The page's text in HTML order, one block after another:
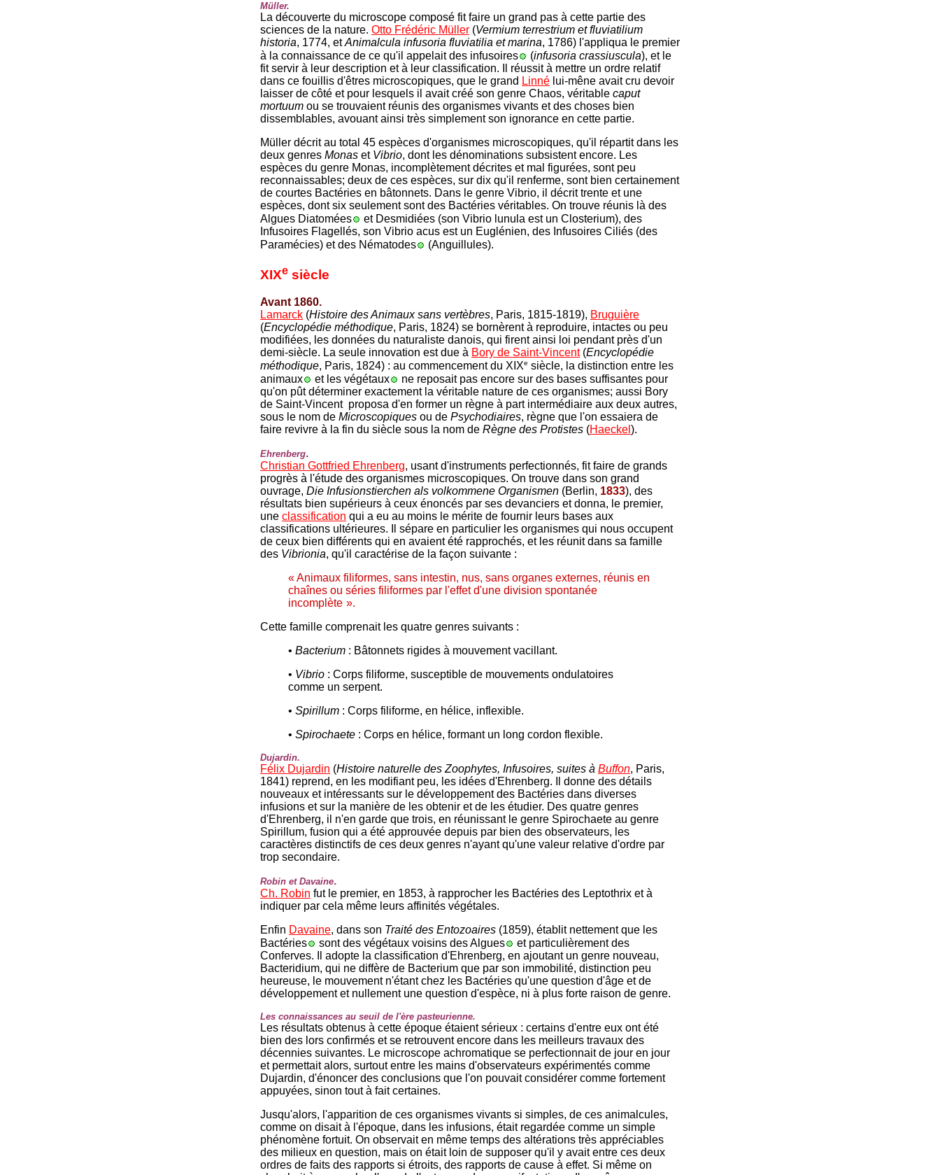
Müller.
La découverte du microscope composé fit faire un grand pas à cette partie des
sciences de la nature. Otto Frédéric Müller (Vermium terrestrium et fluviatilium
historia, 1774, etAnimalcula infusoria fluviatilia et marina, 1786) l'appliqua le premier
à la connaissance de ce qu'il appelait des infusoires
(infusoria crassiuscula), et le
fit servir à leur description et à leur classification. Il réussit à mettre un ordre relatif
dans ce fouillis d'êtres microscopiques, que le grand Linné lui-mêne avait cru devoir
laisser de côté et pour lesquels il avait créé son genre Chaos, véritable caput
mortuum ou se trouvaient réunis des organismes vivants et des choses bien
dissemblables, avouant ainsi très simplement son ignorance en cette partie.
Müller décrit au total 45 espèces d'organismes microscopiques, qu'il répartit dans les
deux genres Monas et Vibrio, dont les dénominations subsistent encore. Les
espèces du genre Monas, incomplètement décrites et mal figurées, sont peu
reconnaissables; deux de ces espèces, sur dix qu'il renferme, sont bien certainement
de courtes Bactéries en bâtonnets. Dans le genre Vibrio, il décrit trente et une
espèces, dont six seulement sont des Bactéries véritables. On trouve réunis là des
Algues Diatomées
et Desmidiées (son Vibrio lunula est un Closterium), des
Infusoires Flagellés, son Vibrio acus est un Euglénien, des Infusoires Ciliés (des
Paramécies) et des Nématodes
(Anguillules).
XIXe siècle
Avant 1860.
Lamarck (Histoire des Animaux sans vertèbres, Paris, 1815-1819), Bruguière
(Encyclopédie méthodique, Paris, 1824) se bornèrent à reproduire, intactes ou peu
modifiées, les données du naturaliste danois, qui firent ainsi loi pendant près d'un
demi-siècle. La seule innovation est due à Bory de Saint-Vincent(Encyclopédie
méthodique, Paris, 1824) : au commencement du XIXe siècle, la distinction entre les
animaux
et les végétaux
ne reposait pas encore sur des bases suffisantes pour
qu'on pût déterminer exactement la véritable nature de ces organismes; aussi Bory
de Saint-Vincent proposa d'en former un règne à part intermédiaire aux deux autres,
sous le nom de Microscopiques ou de Psychodiaires, règne que l'on essaiera de
faire revivre à la fin du siècle sous la nom de Règne des Protistes (Haeckel ).
Ehrenberg.
Christian Gottfried Ehrenberg, usant d'instruments perfectionnés, fit faire de grands
progrès à l'étude des organismes microscopiques. On trouve dans son grand
ouvrage, Die Infusionstierchen als volkommene Organismen (Berlin, 1833), des
résultats bien supérieurs à ceux énoncés par ses devanciers et donna, le premier,
une classification qui a eu au moins le mérite de fournir leurs bases aux
classifications ultérieures. Il sépare en particulier les organismes qui nous occupent
de ceux bien différents qui en avaient été rapprochés, et les réunit dans sa famille
des Vibrionia, qu'il caractérise de la façon suivante :
« Animaux filiformes, sans intestin, nus, sans organes externes, réunis en
chaînes ou séries filiformes par l'effet d'une division spontanée
incomplète ».
Cette famille comprenait les quatre genres suivants :
• Bacterium : Bâtonnets rigides à mouvement vacillant.
• Vibrio : Corps filiforme, susceptible de mouvements ondulatoires
comme un serpent.
• Spirillum : Corps filiforme, en hélice, inflexible.
• Spirochaete : Corps en hélice, formant un long cordon flexible.
Dujardin.
Félix Dujardin (Histoire naturelle des Zoophytes, Infusoires, suites à Buffon, Paris,
1841) reprend, en les modifiant peu, les idées d'Ehrenberg. Il donne des détails
nouveaux et intéressants sur le développement des Bactéries dans diverses
infusions et sur la manière de les obtenir et de les étudier. Des quatre genres
d'Ehrenberg, il n'en garde que trois, en réunissant le genre Spirochaete au genre
Spirillum, fusion qui a été approuvée depuis par bien des observateurs, les
caractères distinctifs de ces deux genres n'ayant qu'une valeur relative d'ordre par
trop secondaire.
Robin et Davaine.
Ch. Robin fut le premier, en 1853, à rapprocher les Bactéries des Leptothrix et à
indiquer par cela même leurs affinités végétales.
Enfin Davaine, dans son Traité des Entozoaires (1859), établit nettement que les
Bactéries
sont des végétaux voisins des Algues
et particulièrement des
Conferves. Il adopte la classification d'Ehrenberg, en ajoutant un genre nouveau,
Bacteridium, qui ne diffère de Bacterium que par son immobilité, distinction peu
heureuse, le mouvement n'étant chez les Bactéries qu'une question d'âge et de
développement et nullement une question d'espèce, ni à plus forte raison de genre.
Les connaissances au seuil de l'ère pasteurienne.
Les résultats obtenus à cette époque étaient sérieux : certains d'entre eux ont été
bien des lors confirmés et se retrouvent encore dans les meilleurs travaux des
décennies suivantes. Le microscope achromatique se perfectionnait de jour en jour
et permettait alors, surtout entre les mains d'observateurs expérimentés comme
Dujardin, d'énoncer des conclusions que l'on pouvait considérer comme fortement
appuyées, sinon tout à fait certaines.
Jusqu'alors, l'apparition de ces organismes vivants si simples, de ces animalcules,
comme on disait à l'époque, dans les infusions, était regardée comme un simple
phénomène fortuit. On observait en même temps des altérations très appréciables
des milieux en question, mais on était loin de supposer qu'il y avait entre ces deux
ordres de faits des rapports si étroits, des rapports de cause à effet. Si même on